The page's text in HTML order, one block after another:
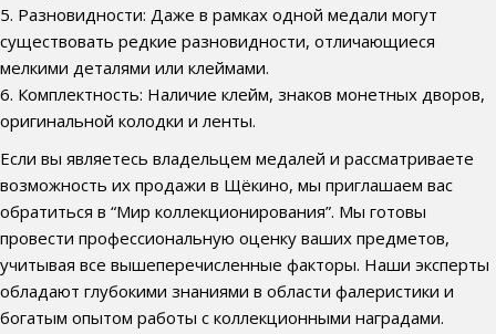
5. Разновидности: Даже в рамках одной медали могут
существовать редкие разновидности, отличающиеся
мелкими деталями или клеймами.
6. Комплектность: Наличие клейм, знаков монетных дворов,
оригинальной колодки и ленты.
Если вы являетесь владельцем медалей и рассматриваете
возможность их продажи в Щёкино, мы приглашаем вас
обратиться в “Мир коллекционирования”. Мы готовы
провести профессиональную оценку ваших предметов,
учитывая все вышеперечисленные факторы. Наши эксперты
обладают глубокими знаниями в области фалеристики и
богатым опытом работы с коллекционными наградами.